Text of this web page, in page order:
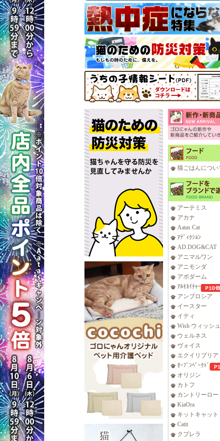
猫ごはんについ
アーテミス
アカナ
Aatas Cat
ｱﾃﾞｨｸｼｮﾝ
AD.DOG&CAT
アニマルワン
アニモンダ
アボダーム
ｱﾙﾓﾈｲﾁｬｰ
アンブロシア
イースター
イティ
Wish ウィッシュ
ウェルネス
ヴォイス
エクイリブリア
ｵｰﾌﾞﾝﾍﾞｰｸﾄﾞ
オリジン
カトフ
カントリーロー
KiaOra
キットキャット
Catit
クプレラ